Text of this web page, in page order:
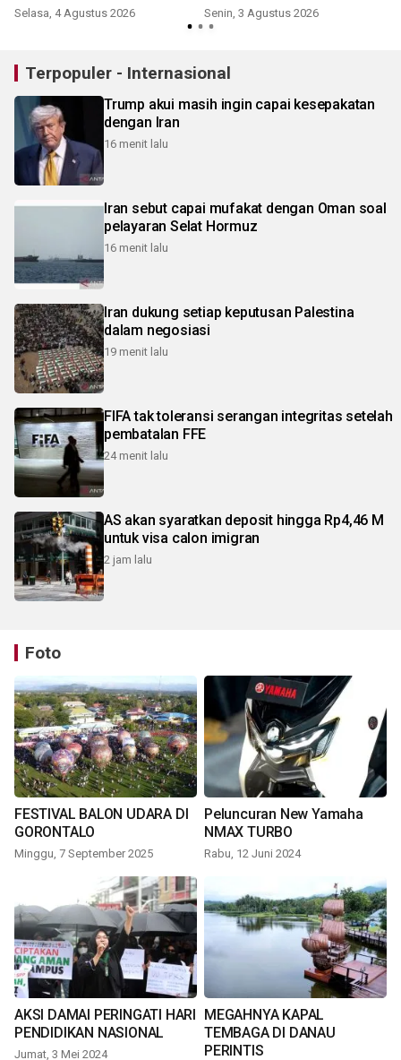
Selasa, 4 Agustus 2026 Senin, 3 Agustus 2026
Terpopuler - Internasional
Trump akui masih ingin capai kesepakatan
dengan Iran
16 menit lalu
Iran sebut capai mufakat dengan Oman soal
pelayaran Selat Hormuz
16 menit lalu
Iran dukung setiap keputusan Palestina
dalam negosiasi
19 menit lalu
FIFA tak toleransi serangan integritas setelah
pembatalan FFE
24 menit lalu
AS akan syaratkan deposit hingga Rp4,46 M
untuk visa calon imigran
2 jam lalu
Foto
FESTIVAL BALON UDARA DI
GORONTALO
Minggu, 7 September 2025
Peluncuran New Yamaha
NMAX TURBO
Rabu, 12 Juni 2024
AKSI DAMAI PERINGATI HARI
PENDIDIKAN NASIONAL
Jumat, 3 Mei 2024
MEGAHNYA KAPAL
TEMBAGA DI DANAU
PERINTIS